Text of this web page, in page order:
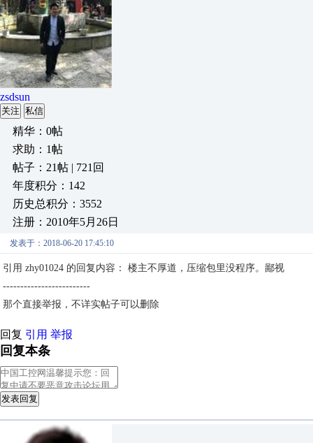
zsdsun
关注 私信
精华：0帖
求助：1帖
帖子：21帖 | 721回
年度积分：142
历史总积分：3552
注册：2010年5月26日
发表于：2018-06-20 17:45:10
引用 zhy01024 的回复内容： 楼主不厚道，压缩包里没程序。鄙视
-------------------------
那个直接举报，不详实帖子可以删除
回复 引用 举报
回复本条
发表回复